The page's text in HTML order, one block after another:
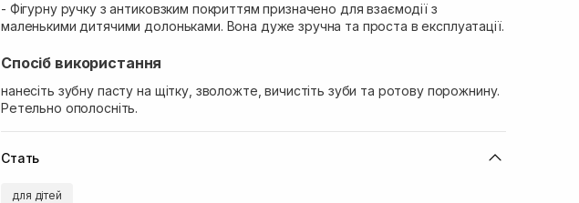
- Фігурну ручку з антиковзким покриттям призначено для взаємодії з
маленькими дитячими долоньками. Вона дуже зручна та проста в експлуатації.
Спосіб використання
нанесіть зубну пасту на щітку, зволожте, вичистіть зуби та ротову порожнину.
Ретельно ополосніть.
Стать
для дітей